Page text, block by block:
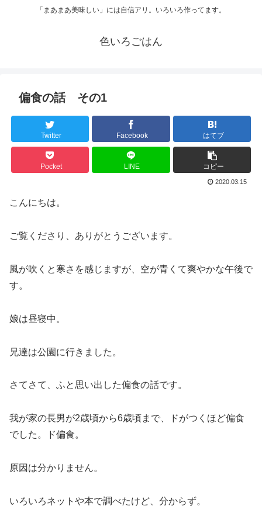
「まあまあ美味しい」には自信アリ。いろいろ作ってます。
色いろごはん
偏食の話 その1
Twitter Facebook はてブ
Pocket LINE コピー
2020.03.15
こんにちは。
ご覧くださり、ありがとうございます。
風が吹くと寒さを感じますが、空が青くて爽やかな午後で
す。
娘は昼寝中。
兄達は公園に行きました。
さてさて、ふと思い出した偏食の話です。
我が家の長男が2歳頃から6歳頃まで、ドがつくほど偏食
でした。ド偏食。
原因は分かりません。
いろいろネットや本で調べたけど、分からず。